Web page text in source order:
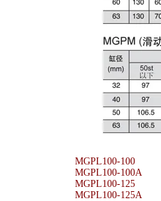
MGPL100-100
MGPL100-100A
MGPL100-125
MGPL100-125A